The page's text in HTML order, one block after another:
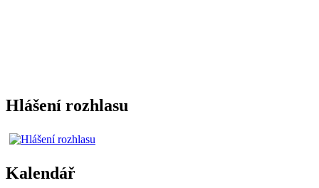
Hlášení rozhlasu
Kalendář